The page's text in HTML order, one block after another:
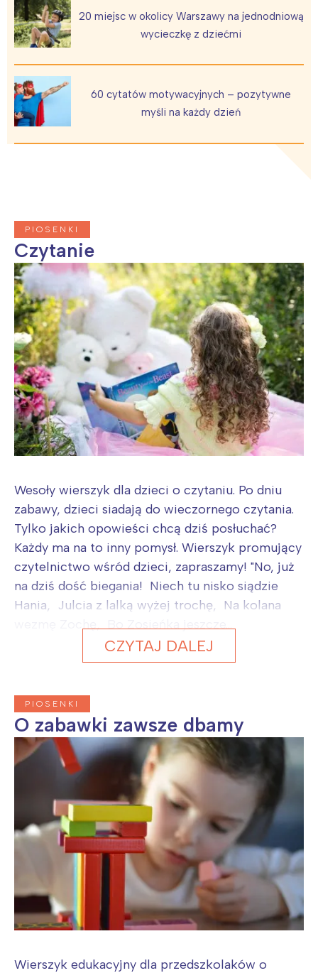
20 miejsc w okolicy Warszawy na jednodniową
wycieczkę z dziećmi
60 cytatów motywacyjnych – pozytywne
myśli na każdy dzień
PIOSENKI
Czytanie
Wesoły wierszyk dla dzieci o czytaniu. Po dniu
zabawy, dzieci siadają do wieczornego czytania.
Tylko jakich opowieści chcą dziś posłuchać?
Każdy ma na to inny pomysł. Wierszyk promujący
czytelnictwo wśród dzieci, zapraszamy! "No, już
na dziś dość biegania! Niech tu nisko siądzie
Hania, Julcia z lalką wyżej trochę, Na kolana
CZYTAJ DALEJ
PIOSENKI
O zabawki zawsze dbamy
Wierszyk edukacyjny dla przedszkolaków o
Warszawa
Łódź
Poznań
Śląsk
Północ
Wszystkie